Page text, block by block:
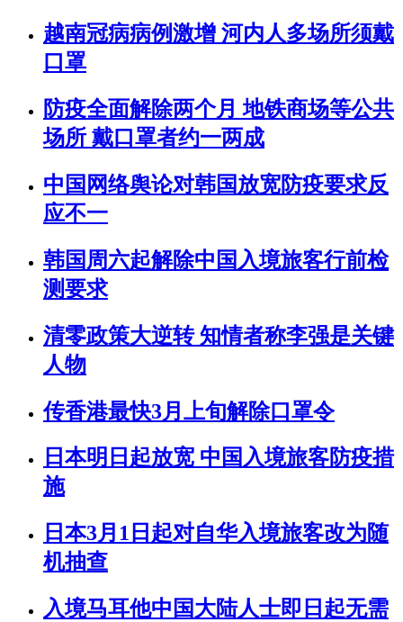
越南冠病病例激增 河内人多场所须戴
口罩
防疫全面解除两个月 地铁商场等公共
场所 戴口罩者约一两成
中国网络舆论对韩国放宽防疫要求反
应不一
韩国周六起解除中国入境旅客行前检
测要求
清零政策大逆转 知情者称李强是关键
人物
传香港最快3月上旬解除口罩令
日本明日起放宽 中国入境旅客防疫措
施
日本3月1日起对自华入境旅客改为随
机抽查
入境马耳他中国大陆人士即日起无需